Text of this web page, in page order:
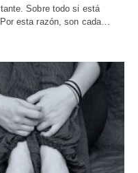
Sobre todo si está
esta razón, son cada…